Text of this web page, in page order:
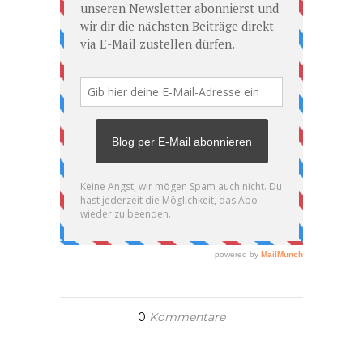
0 Kommentare